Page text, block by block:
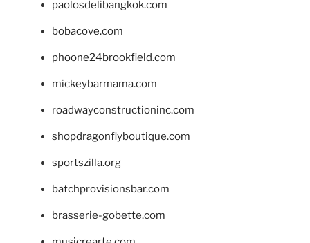
paolosdelibangkok.com
bobacove.com
phoone24brookfield.com
mickeybarmama.com
roadwayconstructioninc.com
shopdragonflyboutique.com
sportszilla.org
batchprovisionsbar.com
brasserie-gobette.com